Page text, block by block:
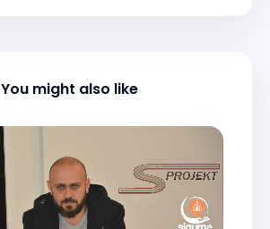
You might also like